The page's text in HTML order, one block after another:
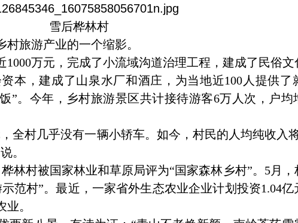
雪后桦林村
旅游产业的一个缩影。
万元，完成了小流域沟道治理工程，建成了民俗文
本，建成了山泉水厂和酒庄，为当地近100人提供了
”。今年，乡村旅游景区共计接待游客6万人次，户均
村几乎没有一辆小轿车。如今，村民的人均纯收入
。
村被国家林业和草原局评为“国家森林乡村”。5月，
范村”。最近，一家省外生态农业企业计划投资1.04亿
。